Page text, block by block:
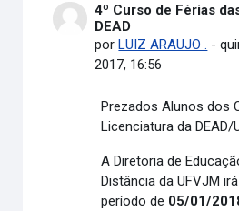
4º Curso de Férias
DEAD
porLUIZ ARAUJO . -
2017, 16:56
Número de respostas: 0
Prezados Alunos dos
Licenciatura da DEAD/
A Diretoria de
Distância da UFVJM
período de 05/01/